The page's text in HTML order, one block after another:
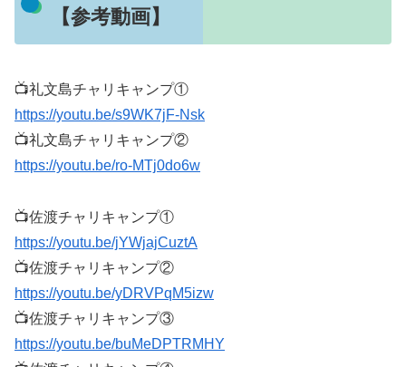
【参考動画】
📺礼文島チャリキャンプ①
https://youtu.be/s9WK7jF-Nsk
📺礼文島チャリキャンプ②
https://youtu.be/ro-MTj0do6w
📺佐渡チャリキャンプ①
https://youtu.be/jYWjajCuztA
📺佐渡チャリキャンプ②
https://youtu.be/yDRVPqM5izw
📺佐渡チャリキャンプ③
https://youtu.be/buMeDPTRMHY